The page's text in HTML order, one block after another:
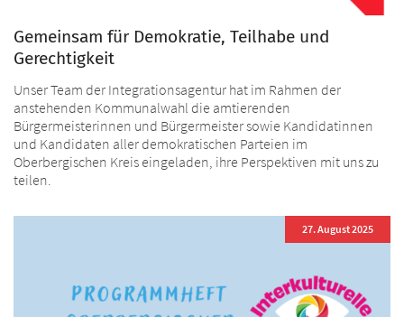
Gemeinsam für Demokratie, Teilhabe und
Gerechtigkeit
Unser Team der Integrationsagentur hat im Rahmen der
anstehenden Kommunalwahl die amtierenden
Bürgermeisterinnen und Bürgermeister sowie Kandidatinnen
und Kandidaten aller demokratischen Parteien im
Oberbergischen Kreis eingeladen, ihre Perspektiven mit uns zu
teilen.
27. August 2025